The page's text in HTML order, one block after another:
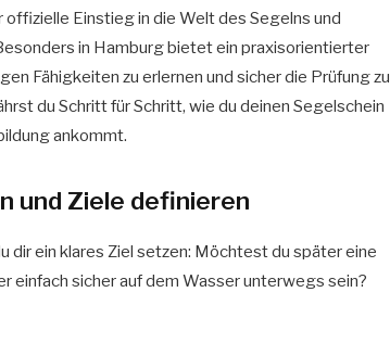
Einstieg in die Welt des Segelns und
in Hamburg bietet ein praxisorientierter
Fähigkeiten zu erlernen und sicher die Prüfung zu
du Schritt für Schritt, wie du deinen Segelschein
ankommt.
und Ziele definieren
ein klares Ziel setzen: Möchtest du später eine
einfach sicher auf dem Wasser unterwegs sein?